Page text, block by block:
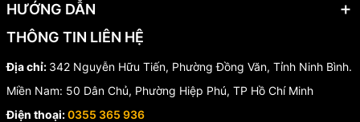
HƯỚNG DẪN
THÔNG TIN LIÊN HỆ
Địa chỉ: 342 Nguyễn Hữu Tiến, Phường Đồng Văn, Tỉnh Ninh Bình.
Miền Nam: 50 Dân Chủ, Phường Hiệp Phú, TP Hồ Chí Minh
Điện thoại:0355 365 936